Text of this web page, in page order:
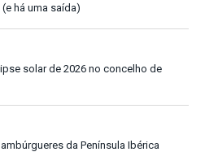
há uma saída)
solar de 2026 no concelho de
da Península Ibérica